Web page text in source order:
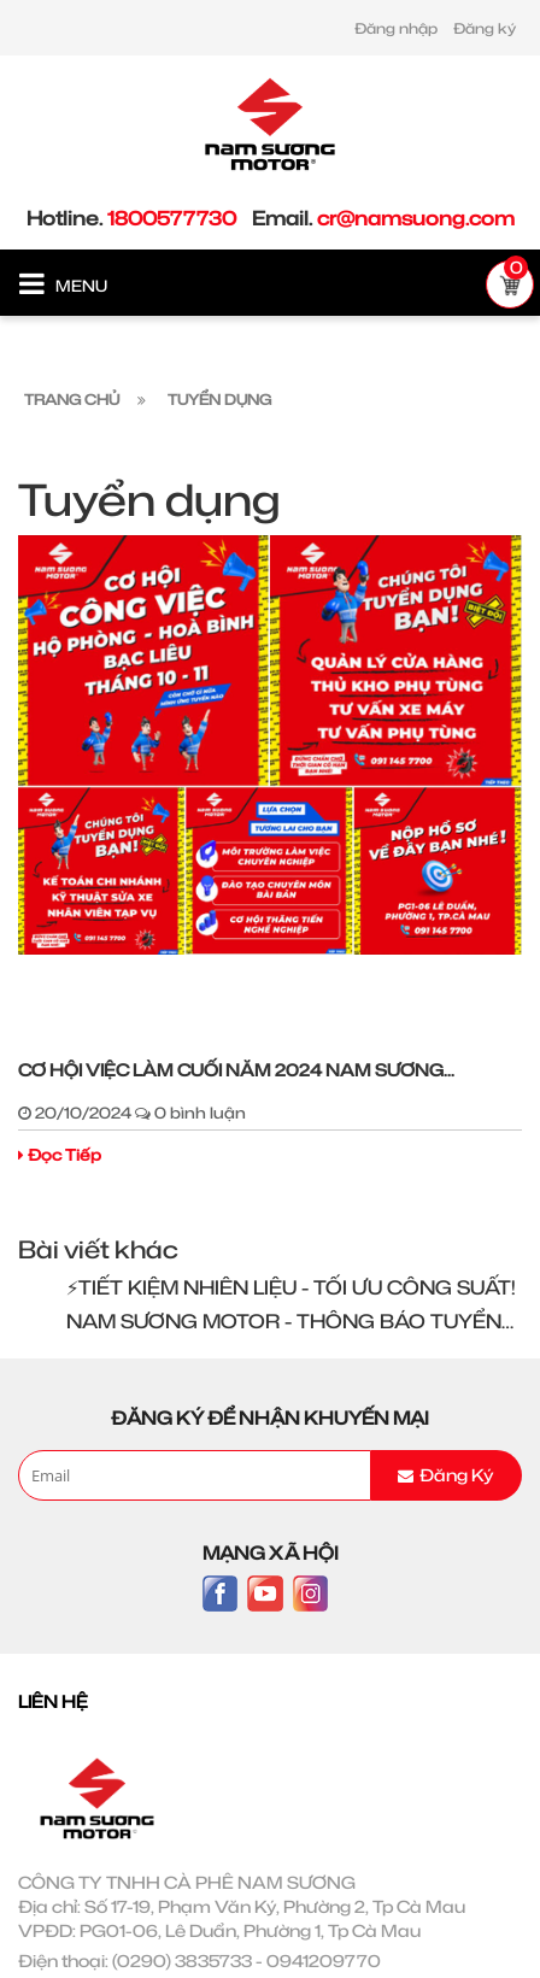
Đăng nhập Đăng ký
Hotline.1800577730 Email.cr@namsuong.com
MENU
0
TRANG CHỦ TUYỂN DỤNG
Tuyển dụng
CƠ HỘI VIỆC LÀM CUỐI NĂM 2024 NAM SƯƠNG...
20/10/2024
0 bình luận
Đọc Tiếp
Bài viết khác
⚡️TIẾT KIỆM NHIÊN LIỆU - TỐI ƯU CÔNG SUẤT!
NAM SƯƠNG MOTOR - THÔNG BÁO TUYỂN
ĐĂNG KÝ ĐỂ NHẬN KHUYẾN MẠI
Đăng Ký
MẠNG XÃ HỘI
LIÊN HỆ
CÔNG TY TNHH CÀ PHÊ NAM SƯƠNG
Địa chỉ: Số 17-19, Phạm Văn Ký, Phường 2, Tp Cà Mau
VPĐD: PG01-06, Lê Duẩn, Phường 1, Tp Cà Mau
Điện thoại: (0290) 3835733- 0941209770